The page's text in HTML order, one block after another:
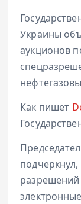
Украины
аукционов
Как пишет
разрешений